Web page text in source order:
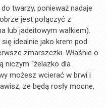
twarzy, ponieważ nadaje
jest połączyć z
lub jadeitowym wałkiem).
idealnie jako krem pod
zmarszczki. Właśnie o
niczym “żelazko dla
możesz wcierać w brwi i
ze będą rosły mocne,